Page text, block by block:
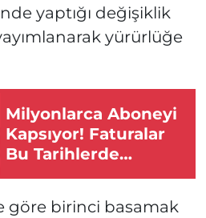
yaptığı değişiklik
yürürlüğe
Milyonlarca Aboneyi
Kapsıyor! Faturalar
Bu Tarihlerde
Katlanabilir!
göre birinci basamak